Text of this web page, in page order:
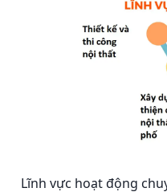
Lĩnh vực hoạt động